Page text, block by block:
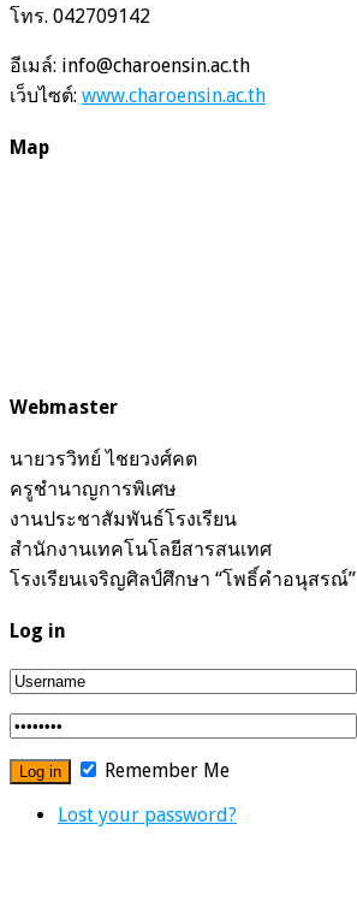
โทร. 042709142
อีเมล์: info@charoensin.ac.th
เว็บไซต์: www.charoensin.ac.th
Map
Webmaster
นายวรวิทย์ ไชยวงศ์คต
ครูชำนาญการพิเศษ
งานประชาสัมพันธ์โรงเรียน
สำนักงานเทคโนโลยีสารสนเทศ
โรงเรียนเจริญศิลป์ศึกษา “โพธิ์คำอนุสรณ์”
Log in
Remember Me
Lost your password?